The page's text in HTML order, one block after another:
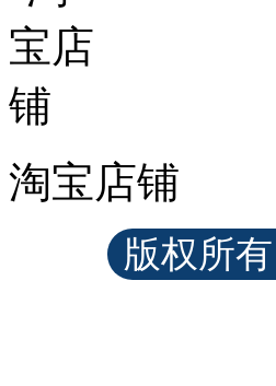
淘宝店铺
版权所